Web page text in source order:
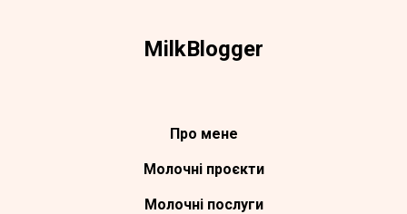
MilkBlogger
Про мене
Молочні проєкти
Молочні поcлуги